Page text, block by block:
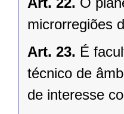
microrregiões
Art. 23. É
técnico de
de interesse